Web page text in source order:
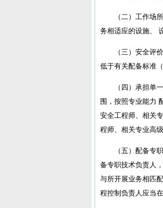
（二）工作场
务相适应的设施、
（三）安全评
低于有关配备标准
（四）承担单
围，按照专业能力
安全工程师、相关
程师、相关专业高
（五）配备专
备专职技术负责人
与所开展业务相匹
程控制负责人应当